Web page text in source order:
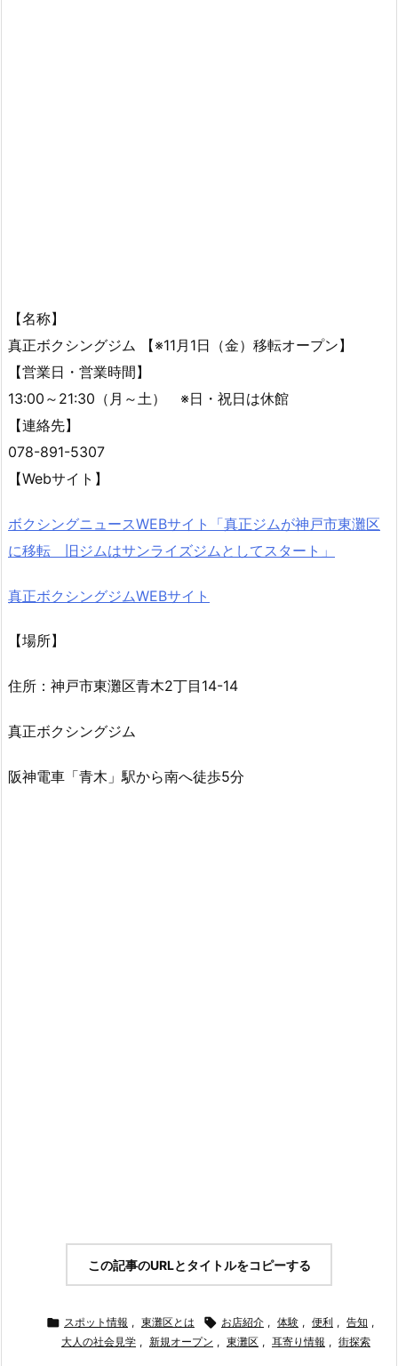
【名称】
真正ボクシングジム 【※11月1日（金）移転オープン】
【営業日・営業時間】
13:00～21:30（月～土） ※日・祝日は休館
【連絡先】
078-891-5307
【Webサイト】
ボクシングニュースWEBサイト「真正ジムが神戸市東灘区
に移転 旧ジムはサンライズジムとしてスタート」
真正ボクシングジムWEBサイト
【場所】
住所：神戸市東灘区青木2丁目14-14
真正ボクシングジム
阪神電車「青木」駅から南へ徒歩5分
この記事のURLとタイトルをコピーする
 スポット情報 , 東灘区とは  お店紹介 , 体験 , 便利 , 告知 ,
大人の社会見学 , 新規オープン , 東灘区 , 耳寄り情報 , 街探索